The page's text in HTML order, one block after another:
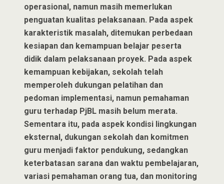
operasional, namun masih memerlukan
penguatan kualitas pelaksanaan. Pada aspek
karakteristik masalah, ditemukan perbedaan
kesiapan dan kemampuan belajar peserta
didik dalam pelaksanaan proyek. Pada aspek
kemampuan kebijakan, sekolah telah
memperoleh dukungan pelatihan dan
pedoman implementasi, namun pemahaman
guru terhadap PjBL masih belum merata.
Sementara itu, pada aspek kondisi lingkungan
eksternal, dukungan sekolah dan komitmen
guru menjadi faktor pendukung, sedangkan
keterbatasan sarana dan waktu pembelajaran,
variasi pemahaman orang tua, dan monitoring